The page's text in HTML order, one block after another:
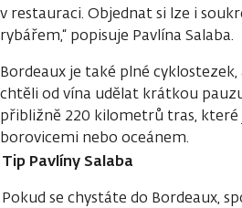
v restauraci. Objednat si lze i
rybářem,“ popisuje Pavlína Salaba.
Bordeaux je také plné
chtěli od vína udělat krátkou
přibližně 220 kilometrů tras, které
borovicemi nebo oceánem.
Tip Pavlíny Salaba
Pokud se chystáte do Bordeaux,